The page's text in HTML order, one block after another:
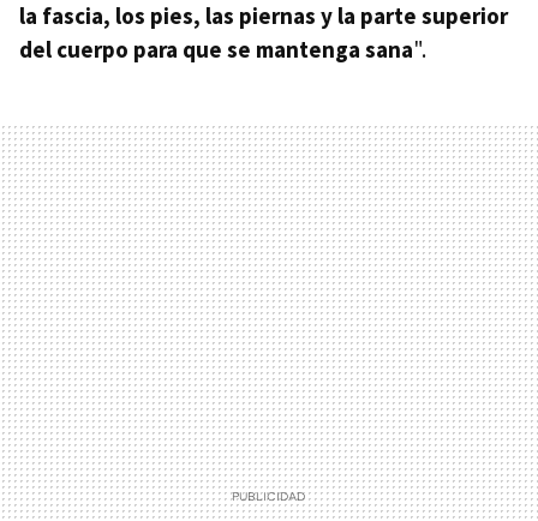
la fascia, los pies, las piernas y la parte superior
del cuerpo para que se mantenga sana".